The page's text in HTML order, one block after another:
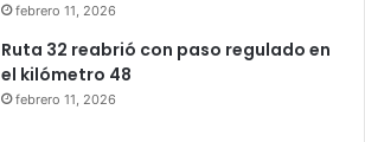
febrero 11, 2026
Ruta 32 reabrió con paso regulado en
el kilómetro 48
febrero 11, 2026